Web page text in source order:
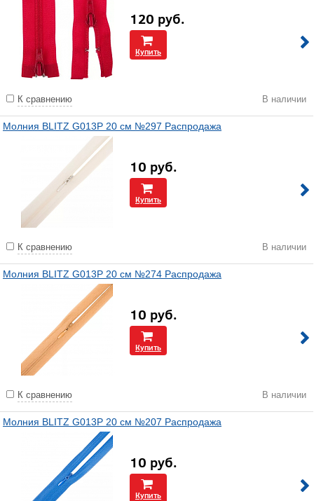
120 руб.
Купить
К сравнению В наличии
Молния BLITZ G013P 20 см №297 Распродажа
10 руб.
Купить
К сравнению В наличии
Молния BLITZ G013P 20 см №274 Распродажа
10 руб.
Купить
К сравнению В наличии
Молния BLITZ G013P 20 см №207 Распродажа
10 руб.
Купить